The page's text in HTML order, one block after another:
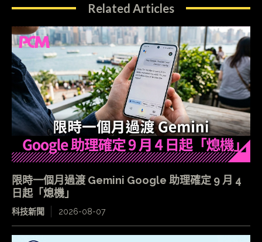
Related Articles
限時一個月過渡 Gemini Google 助理確定 9 月 4
日起「熄機」
科技新聞 2026-08-07